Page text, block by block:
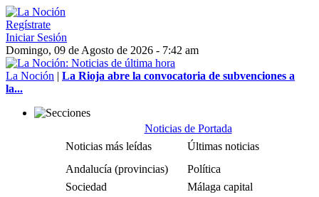
Regístrate
Iniciar Sesión
Domingo, 09 de Agosto de 2026 - 7:42 am
La Noción | La Rioja abre la convocatoria de subvenciones a
la...
Noticias de Portada
Noticias más leídas
Últimas noticias
Andalucía (provincias)
Política
Sociedad
Málaga capital